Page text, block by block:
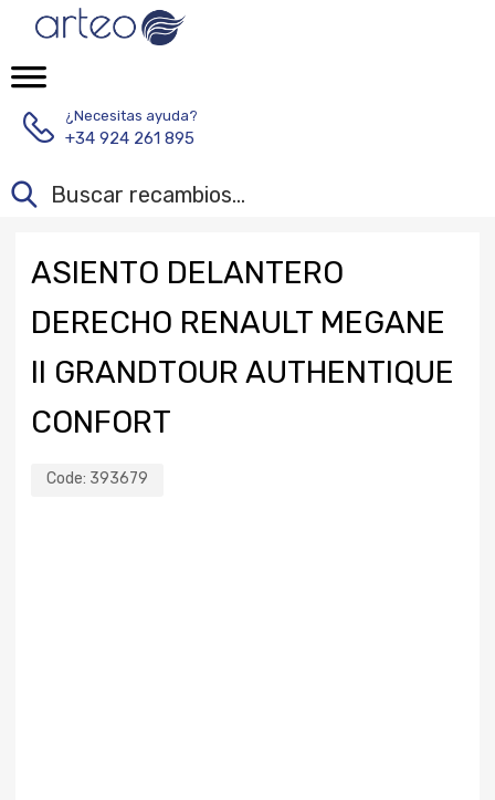
¿Necesitas ayuda?
+34 924 261 895
ASIENTO DELANTERO
DERECHO RENAULT MEGANE
II GRANDTOUR AUTHENTIQUE
CONFORT
Code: 393679